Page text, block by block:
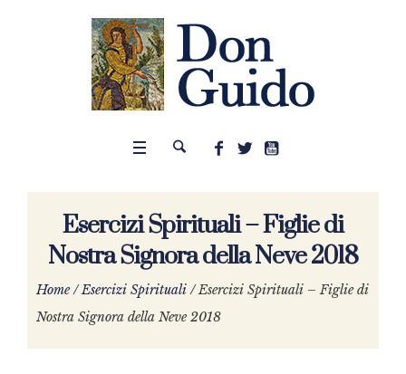
Esercizi Spirituali – Figlie di
Nostra Signora della Neve 2018
Home /Esercizi Spirituali /Esercizi Spirituali – Figlie di
Nostra Signora della Neve 2018